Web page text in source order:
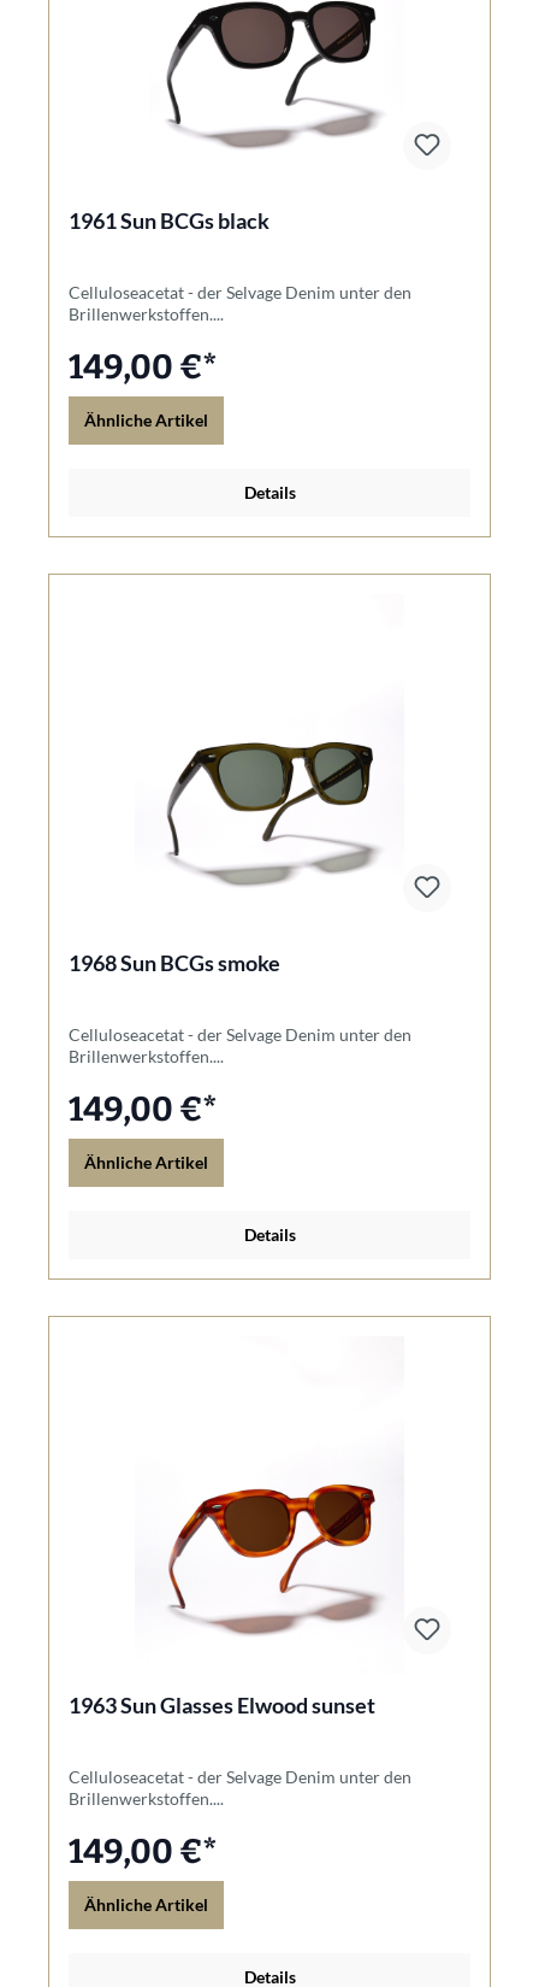
1961 Sun BCGs black
Celluloseacetat - der Selvage Denim unter den
Brillenwerkstoffen....
149,00 €*
Ähnliche Artikel
Details
1968 Sun BCGs smoke
Celluloseacetat - der Selvage Denim unter den
Brillenwerkstoffen....
149,00 €*
Ähnliche Artikel
Details
1963 Sun Glasses Elwood sunset
Celluloseacetat - der Selvage Denim unter den
Brillenwerkstoffen....
149,00 €*
Ähnliche Artikel
Details